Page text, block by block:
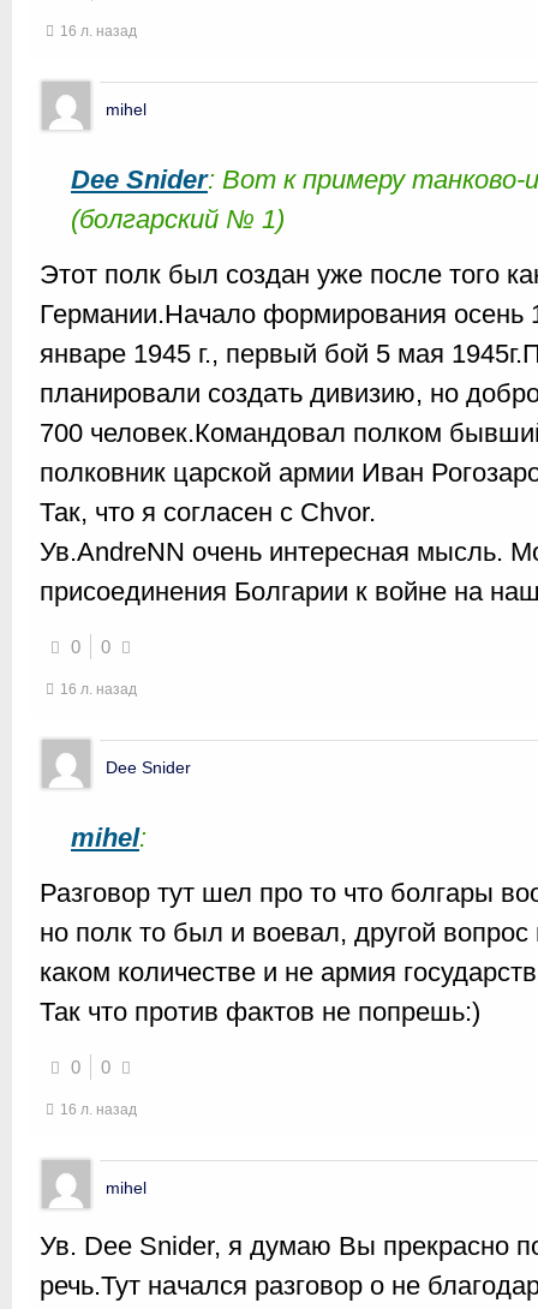
16 л. назад
mihel
Dee Snider: Вот к примеру
(болгарский № 1)
Этот полк был создан уже после того
Германии.Начало формирования осень
январе 1945 г., первый бой 5 мая
планировали создать дивизию, но
700 человек.Командовал полком
полковник царской армии Иван
Так, что я согласен с Chvor.
Ув.AndreNN очень интересная мысль.
присоединения Болгарии к войне на
0 0
16 л. назад
Dee Snider
mihel:
Разговор тут шел про то что болгары
но полк то был и воевал, другой вопрос
каком количестве и не армия
Так что против фактов не попрешь:)
0 0
16 л. назад
mihel
Ув. Dee Snider, я думаю Вы прекрасно
речь.Тут начался разговор о не